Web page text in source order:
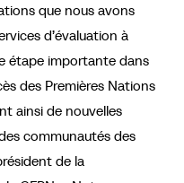
que nous avons
d’évaluation à
étape importante dans
des Premières Nations
ainsi de nouvelles
communautés des
de la